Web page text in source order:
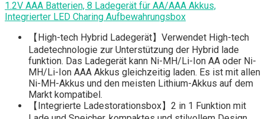
1.2V AAA Batterien, 8 Ladegerät für AA/AAA Akkus,
Integrierter LED Charing Aufbewahrungsbox
【High-tech Hybrid Ladegerät】Verwendet High-tech
Ladetechnologie zur Unterstützung der Hybrid lade
funktion. Das Ladegerät kann Ni-MH/Li-Ion AA oder Ni-
MH/Li-Ion AAA Akkus gleichzeitig laden. Es ist mit allen
Ni-MH-Akkus und den meisten Lithium-Akkus auf dem
Markt kompatibel.
【Integrierte Ladestorationsbox】2 in 1 Funktion mit